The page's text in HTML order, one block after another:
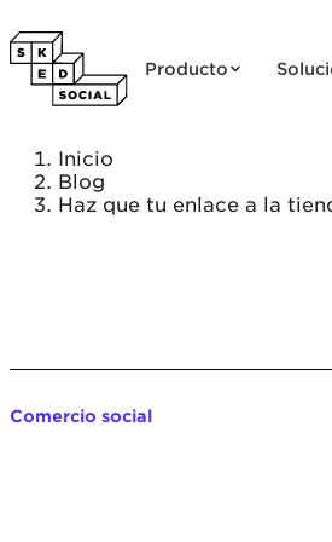
Producto
Inicio
Blog
Haz que tu enlace a la
Comercio social